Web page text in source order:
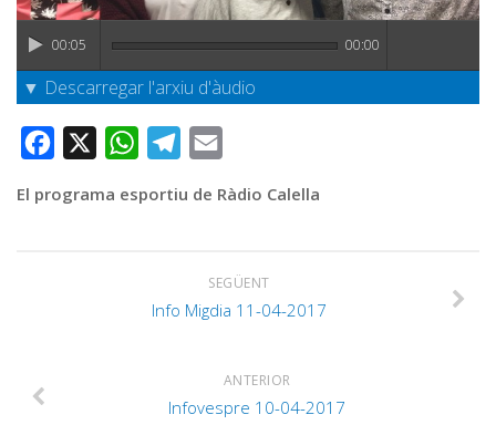
Publicitat
Contacte
00:05 00:00
▼ Descarregar l'arxiu d'àudio
Facebook WhatsAppTelegram
El programa esportiu de Ràdio Calella
SEGÜENT
Info Migdia 11-04-2017
ANTERIOR
Infovespre 10-04-2017